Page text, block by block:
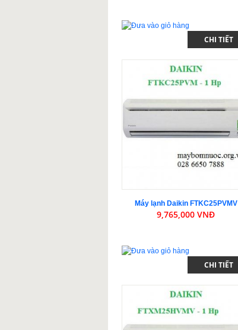
CHI TIẾT
Máy lạnh Daikin FTKC25PVMV
9,765,000 VNĐ
CHI TIẾT